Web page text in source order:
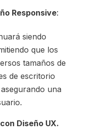
Responsive:
siendo
que los
tamaños de
de escritorio
una
Diseño UX.